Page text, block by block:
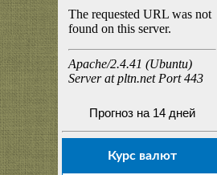
Прогноз на 14 дней
Курс валют